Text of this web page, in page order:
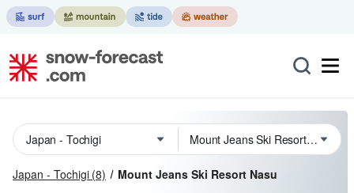
Japan - Tochigi (8) Mount Jeans Ski Resort Nasu